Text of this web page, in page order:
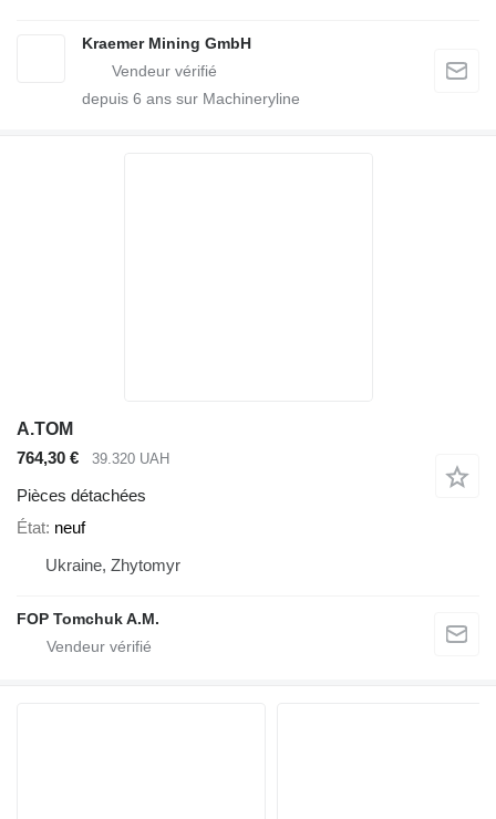
Kraemer Mining GmbH
depuis 6 ans sur Machineryline
A.TOM
764,30 €
39.320 UAH
Pièces détachées
État neuf
Ukraine, Zhytomyr
FOP Tomchuk A.M.